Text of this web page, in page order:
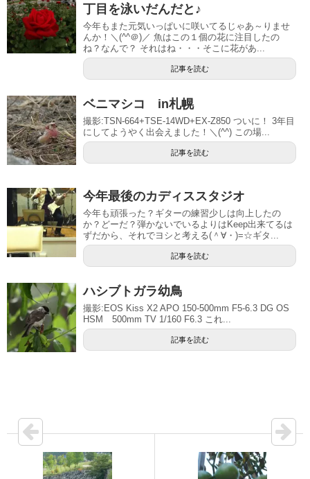
丁目を泳いだんだと♪
今年もまた元気いっぱいに咲いてるじゃあ～りませ
んか！＼(^^＠)／ 魚はこの１個の花に注目したの
ね？なんで？ それはね・・・そこに花があ...
記事を読む
ベニマシコ in札幌
撮影:TSN-664+TSE-14WD+EX-Z850 ついに！ 3年目
にしてようやく出会えました！＼(^^) この場...
記事を読む
今年最後のカディススタジオ
今年も頑張った？ギターの練習少しは向上したの
か？どーだ？弾かないでいるよりはKeep出来てるは
ずだから、それでヨシと考える(＾∀・)=☆ギタ...
記事を読む
ハシブトガラ幼鳥
撮影:EOS Kiss X2 APO 150-500mm F5-6.3 DG OS
HSM 500mm TV 1/160 F6.3 これ...
記事を読む